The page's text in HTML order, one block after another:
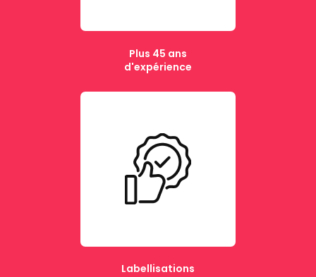
Plus 45 ans
d'expérience
Labellisations